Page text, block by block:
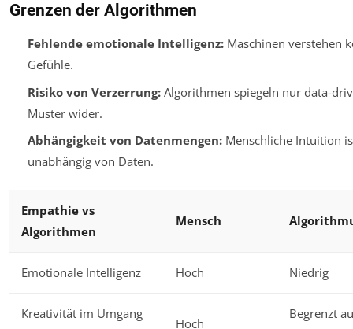
Grenzen der Algorithmen
Fehlende emotionale Intelligenz:Maschinen verstehen
Gefühle.
Risiko von Verzerrung:Algorithmen spiegeln nur data-
Muster wider.
Abhängigkeit von Datenmengen:Menschliche Intuition
unabhängig von Daten.
Empathie vs
Algorithmen
Mensch
Emotionale Intelligenz Hoch Niedrig
Kreativität im Umgang
Hoch
Begrenzt